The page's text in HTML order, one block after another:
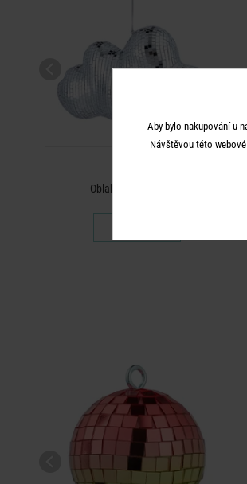
Oblak 25 cm - stříbrná
Aby bylo nakupování u
Návštěvou této